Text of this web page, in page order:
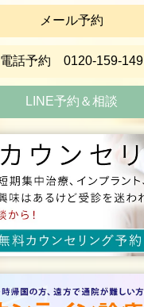
メール予約
電話予約 0120-159-149
LINE予約＆相談